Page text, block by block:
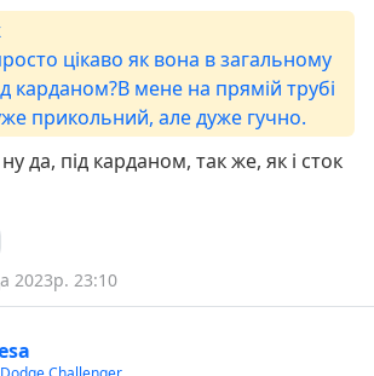
цікаво як вона в загальному
карданом?В мене на прямій трубі
прикольний, але дуже гучно.
да, під карданом, так же, як і сток
2023р. 23:10